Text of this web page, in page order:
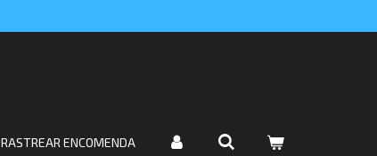
RASTREAR ENCOMENDA